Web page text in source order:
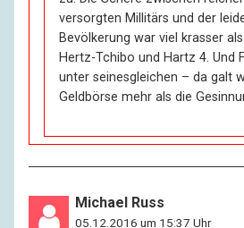
versorgten Millitärs und der
Bevölkerung war viel krasser
Hertz-Tchibo und Hartz 4. Und
unter seinesgleichen – da galt
Geldbörse mehr als die
Michael Russ
05.12.2016 um 15:37 Uhr